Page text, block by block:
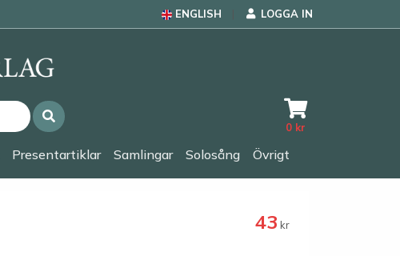
ENGLISH LOGGA IN
0 kr
Presentartiklar Samlingar Solosång Övrigt
43 kr